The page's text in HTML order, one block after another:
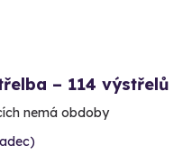
– 114 výstřelů
nemá obdoby